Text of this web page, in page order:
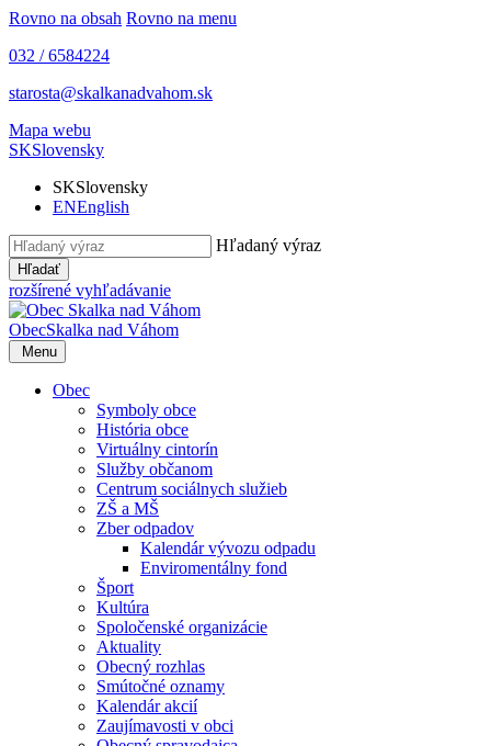
Rovno na obsah Rovno na menu
032 / 6584224
starosta@skalkanadvahom.sk
Mapa webu
SKSlovensky
SKSlovensky
ENEnglish
Hľadaný výraz
Hľadať
rozšírené vyhľadávanie
ObecSkalka nad Váhom
Menu
Obec
Symboly obce
História obce
Virtuálny cintorín
Služby občanom
Centrum sociálnych služieb
ZŠ a MŠ
Zber odpadov
Kalendár vývozu odpadu
Enviromentálny fond
Šport
Kultúra
Spoločenské organizácie
Aktuality
Obecný rozhlas
Smútočné oznamy
Kalendár akcií
Zaujímavosti v obci